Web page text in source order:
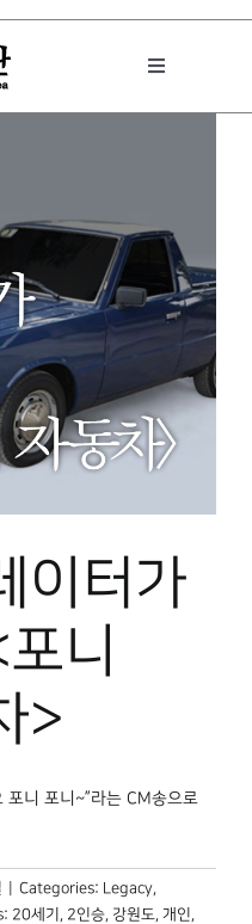
Toggle
이터가
니
>
포니 포니~”라는 CM송으로
Categories: Legacy
20세기 2인승 강원도 개인